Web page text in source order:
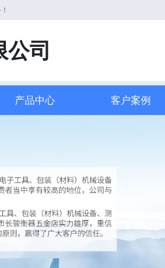
司
产品中心 客户案例